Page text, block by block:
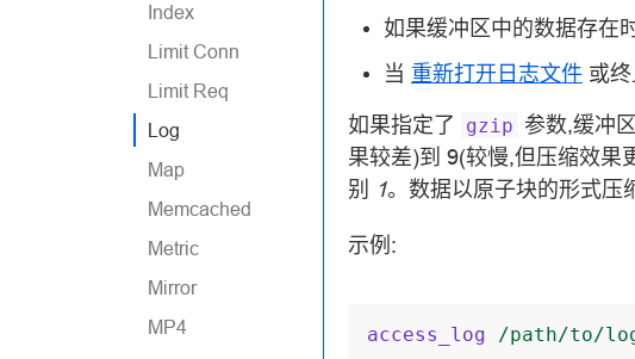
Index
Limit Conn
Limit Req
Log
Map
Memcached
Metric
Mirror
MP4
如果缓冲区中的数据存在
当 重新打开日志文件 或终
如果指定了 gzip 参数,缓冲
果较差)到 9(较慢,但压缩效果
别
1。数据以原子块的形式压
示例:
access_log /path/to/